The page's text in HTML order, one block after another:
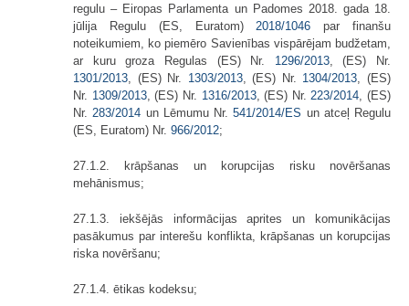
regulu – Eiropas Parlamenta un Padomes 2018. gada 18.
jūlija Regulu (ES, Euratom) 2018/1046 par finanšu
noteikumiem, ko piemēro Savienības vispārējam budžetam,
ar kuru groza Regulas (ES) Nr. 1296/2013, (ES) Nr.
1301/2013 , (ES) Nr. 1303/2013, (ES) Nr. 1304/2013 , (ES)
Nr. 1309/2013, (ES) Nr. 1316/2013, (ES) Nr. 223/2014 , (ES)
Nr. 283/2014 un Lēmumu Nr.541/2014/ES un atceļ Regulu
(ES, Euratom) Nr. 966/2012;
27.1.2. krāpšanas un korupcijas risku novēršanas
mehānismus;
27.1.3. iekšējās informācijas aprites un komunikācijas
pasākumus par interešu konflikta, krāpšanas un korupcijas
riska novēršanu;
27.1.4. ētikas kodeksu;